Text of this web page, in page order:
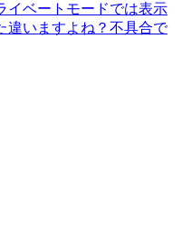
ベートモードでは表示
違いますよね？不具合で